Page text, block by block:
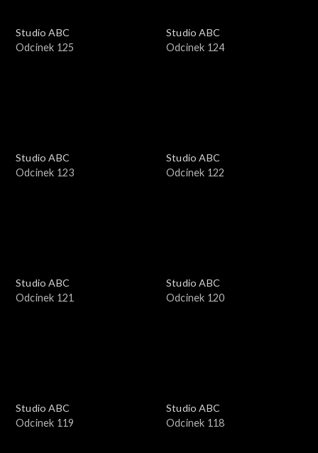
Studio ABC
Odcinek 125
Studio ABC
Odcinek 124
Studio ABC
Odcinek 123
Studio ABC
Odcinek 122
Studio ABC
Odcinek 121
Studio ABC
Odcinek 120
Studio ABC
Odcinek 119
Studio ABC
Odcinek 118